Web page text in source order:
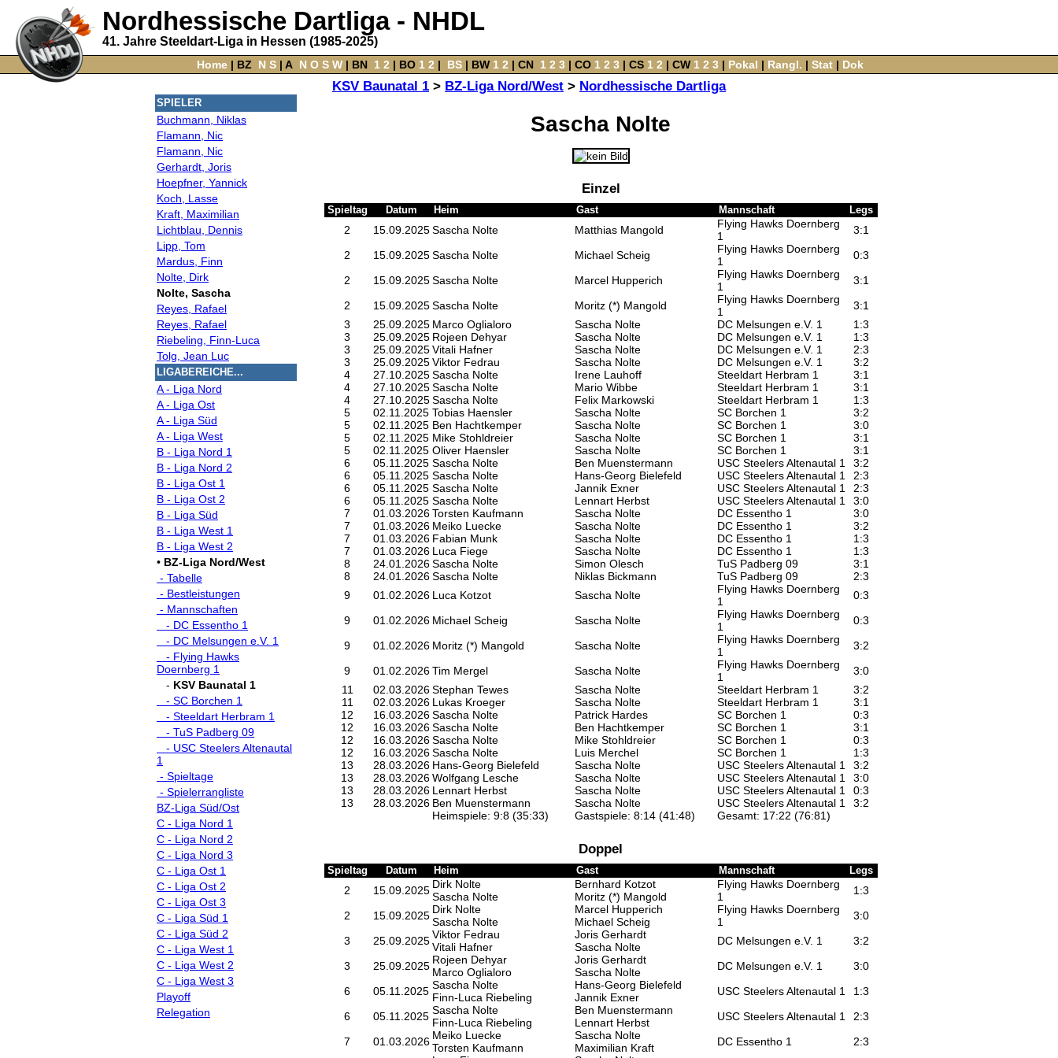
Nordhessische Dartliga - NHDL
41. Jahre Steeldart-Liga in Hessen (1985-2025)
Home‌ | BZ N S‌ | A‌ N O S W‌ | BN‌ 1 2 | BO‌ 1 2 | BS| BW‌ 1 2 ‌ | CN‌ 1 2 3| CO‌ 1 2 3| CS‌ 1 2 | CW‌ 1 2 3‌ |‌ Pokal ‌ |‌ Rangl. ‌ |‌ Stat‌ |‌ Dok
KSV Baunatal 1 > BZ-Liga Nord/West > Nordhessische Dartliga
SPIELER
Buchmann, Niklas
Flamann, Nic
Flamann, Nic
Gerhardt, Joris
Hoepfner, Yannick
Koch, Lasse
Kraft, Maximilian
Lichtblau, Dennis
Lipp, Tom
Mardus, Finn
Nolte, Dirk
Nolte, Sascha
Reyes, Rafael
Reyes, Rafael
Riebeling, Finn-Luca
Tolg, Jean Luc
LIGABEREICHE...
A - Liga Nord
A - Liga Ost
A - Liga Süd
A - Liga West
B - Liga Nord 1
B - Liga Nord 2
B - Liga Ost 1
B - Liga Ost 2
B - Liga Süd
B - Liga West 1
B - Liga West 2
• BZ-Liga Nord/West
- Tabelle
- Bestleistungen
- Mannschaften
- DC Essentho 1
- DC Melsungen e.V. 1
- Flying Hawks
Doernberg 1
- KSV Baunatal 1
- SC Borchen 1
- Steeldart Herbram 1
- TuS Padberg 09
- USC Steelers Altenautal
1
- Spieltage
- Spielerrangliste
BZ-Liga Süd/Ost
C - Liga Nord 1
C - Liga Nord 2
C - Liga Nord 3
C - Liga Ost 1
C - Liga Ost 2
C - Liga Ost 3
C - Liga Süd 1
C - Liga Süd 2
C - Liga West 1
C - Liga West 2
C - Liga West 3
Playoff
Relegation
Sascha Nolte
Einzel
Spieltag Datum Heim Gast Mannschaft Legs
2 15.09.2025 Sascha Nolte Matthias Mangold
Flying Hawks Doernberg
1
3:1
2
15.09.2025 Sascha Nolte Michael Scheig
Flying Hawks Doernberg
1
0:3
2
15.09.2025 Sascha Nolte Marcel Hupperich
Flying Hawks Doernberg
1
3:1
2
15.09.2025 Sascha Nolte Moritz (*) Mangold
Flying Hawks Doernberg
1
3:1
3
25.09.2025 Marco Oglialoro Sascha Nolte DC Melsungen e.V. 1
1:3
3
25.09.2025 Rojeen Dehyar Sascha Nolte DC Melsungen e.V. 1
1:3
3
25.09.2025 Vitali Hafner Sascha Nolte DC Melsungen e.V. 1
2:3
3
25.09.2025 Viktor Fedrau Sascha Nolte DC Melsungen e.V. 1
3:2
4
27.10.2025 Sascha Nolte Irene Lauhoff Steeldart Herbram 1
3:1
4
27.10.2025 Sascha Nolte Mario Wibbe Steeldart Herbram 1
3:1
4
27.10.2025 Sascha Nolte Felix Markowski Steeldart Herbram 1
1:3
5
02.11.2025 Tobias Haensler Sascha Nolte SC Borchen 1
3:2
5
02.11.2025 Ben Hachtkemper Sascha Nolte SC Borchen 1
3:0
5
02.11.2025 Mike Stohldreier Sascha Nolte SC Borchen 1
3:1
5
02.11.2025 Oliver Haensler Sascha Nolte SC Borchen 1
3:1
6
05.11.2025 Sascha Nolte Ben Muenstermann USC Steelers Altenautal 1
3:2
6
05.11.2025 Sascha Nolte Hans-Georg Bielefeld USC Steelers Altenautal 1
2:3
6
05.11.2025 Sascha Nolte Jannik Exner USC Steelers Altenautal 1
2:3
6
05.11.2025 Sascha Nolte Lennart Herbst USC Steelers Altenautal 1
3:0
7
01.03.2026 Torsten Kaufmann Sascha Nolte DC Essentho 1
3:0
7
01.03.2026 Meiko Luecke Sascha Nolte DC Essentho 1
3:2
7
01.03.2026 Fabian Munk Sascha Nolte DC Essentho 1
1:3
7
01.03.2026 Luca Fiege Sascha Nolte DC Essentho 1
1:3
8
24.01.2026 Sascha Nolte Simon Olesch TuS Padberg 09
3:1
8
24.01.2026 Sascha Nolte Niklas Bickmann TuS Padberg 09
2:3
9
01.02.2026 Luca Kotzot Sascha Nolte
Flying Hawks Doernberg
1
0:3
9
01.02.2026 Michael Scheig Sascha Nolte
Flying Hawks Doernberg
1
0:3
9
01.02.2026 Moritz (*) Mangold Sascha Nolte
Flying Hawks Doernberg
1
3:2
9
01.02.2026 Tim Mergel Sascha Nolte
Flying Hawks Doernberg
1
3:0
11
02.03.2026 Stephan Tewes Sascha Nolte Steeldart Herbram 1
3:2
11
02.03.2026 Lukas Kroeger Sascha Nolte Steeldart Herbram 1
3:1
12
16.03.2026 Sascha Nolte Patrick Hardes SC Borchen 1
0:3
12
16.03.2026 Sascha Nolte Ben Hachtkemper SC Borchen 1
3:1
12
16.03.2026 Sascha Nolte Mike Stohldreier SC Borchen 1
0:3
12
16.03.2026 Sascha Nolte Luis Merchel SC Borchen 1
1:3
13
28.03.2026 Hans-Georg Bielefeld Sascha Nolte USC Steelers Altenautal 1
3:2
13
28.03.2026 Wolfgang Lesche Sascha Nolte USC Steelers Altenautal 1
3:0
13
28.03.2026 Lennart Herbst Sascha Nolte USC Steelers Altenautal 1
0:3
13
28.03.2026 Ben Muenstermann Sascha Nolte USC Steelers Altenautal 1
3:2
Heimspiele: 9:8 (35:33)
Gastspiele: 8:14 (41:48) Gesamt: 17:22 (76:81)
Doppel
Spieltag Datum Heim Gast Mannschaft Legs
2 15.09.2025 Dirk Nolte
Sascha Nolte
Bernhard Kotzot
Moritz (*) Mangold
Flying Hawks Doernberg
1
1:3
2
15.09.2025 Dirk Nolte
Sascha Nolte
Marcel Hupperich
Michael Scheig
Flying Hawks Doernberg
1
3:0
3
25.09.2025 Viktor Fedrau
Vitali Hafner
Joris Gerhardt
Sascha Nolte
DC Melsungen e.V. 1
3:2
3
25.09.2025 Rojeen Dehyar
Marco Oglialoro
Joris Gerhardt
Sascha Nolte
DC Melsungen e.V. 1
3:0
6
05.11.2025 Sascha Nolte
Finn-Luca Riebeling
Hans-Georg Bielefeld
Jannik Exner
USC Steelers Altenautal 1
1:3
6
05.11.2025 Sascha Nolte
Finn-Luca Riebeling
Ben Muenstermann
Lennart Herbst
USC Steelers Altenautal 1
2:3
7
01.03.2026 Meiko Luecke
Torsten Kaufmann
Sascha Nolte
Maximilian Kraft
DC Essentho 1
2:3